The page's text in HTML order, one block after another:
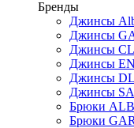
Бренды
Джинсы
Джинсы
Джинсы
Джинсы
Джинсы
Джинсы
Брюки
Брюки